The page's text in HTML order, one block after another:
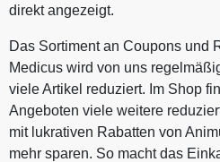
direkt angezeigt.
Das Sortiment an Coupons und
Medicus wird von uns
viele Artikel reduziert. Im Shop
Angeboten viele weitere
mit lukrativen Rabatten von
mehr sparen. So macht das